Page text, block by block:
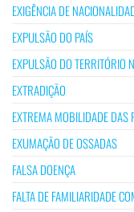
EXIGÊNCIA DE
EXPULSÃO DO PAÍS
EXPULSÃO DO TERRITÓRIO
EXTRADIÇÃO
EXTREMA MOBILIDADE DAS
EXUMAÇÃO DE OSSADAS
FALSA DOENÇA
FALTA DE FAMILIARIDADE